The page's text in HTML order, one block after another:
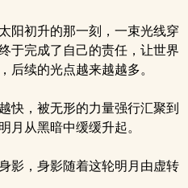
阳初升的那一刻，一束光线穿
于完成了自己的责任，让世界
后续的光点越来越越多。
快，被无形的力量强行汇聚到
月从黑暗中缓缓升起。
影，身影随着这轮明月由虚转